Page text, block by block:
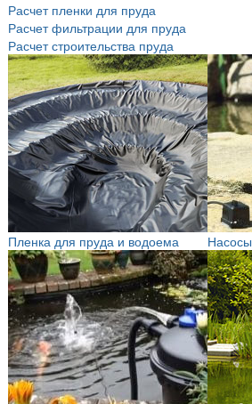
Расчет пленки для пруда
Расчет фильтрации для пруда
Расчет строительства пруда
Пленка для пруда и водоема Насосы